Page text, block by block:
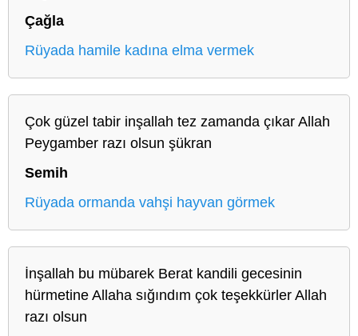
Çağla
Rüyada hamile kadına elma vermek
Çok güzel tabir inşallah tez zamanda çıkar Allah
Peygamber razı olsun şükran
Semih
Rüyada ormanda vahşi hayvan görmek
İnşallah bu mübarek Berat kandili gecesinin
hürmetine Allaha sığındım çok teşekkürler Allah
razı olsun